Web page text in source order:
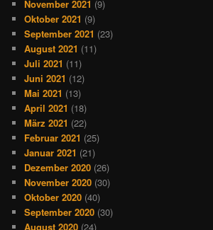
November 2021 (9)
Oktober 2021 (9)
September 2021 (23)
August 2021 (11)
Juli 2021 (11)
Juni 2021 (12)
Mai 2021 (13)
April 2021 (18)
März 2021 (22)
Februar 2021 (25)
Januar 2021 (21)
Dezember 2020 (26)
November 2020 (30)
Oktober 2020 (40)
September 2020 (30)
August 2020 (24)